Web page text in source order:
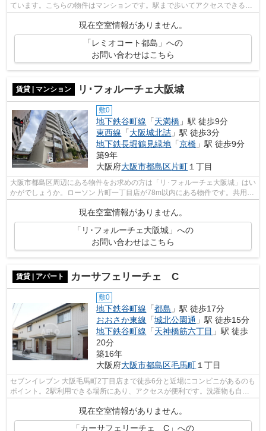
ています。こちらの物件はマンションです。駅まで歩いてアクセスできる、
現在空室情報がありません。
「レミオコート都島」への
お問い合わせはこちら
賃貸 | マンション リ･フォルーチェ大阪城
敷0
地下鉄谷町線 「天満橋 」駅 徒歩9分
東西線 「大阪城北詰 」駅 徒歩3分
地下鉄長堀鶴見緑地 「京橋 」駅 徒歩9分
築9年
大阪府大阪市都島区片町 １丁目
大阪市都島区周辺にある物件をお求めの方は「リ･フォルーチェ大阪城」はい
かがでしょうか。ローソン 片町一丁目店が78m以内にある物件です。共用部
現在空室情報がありません。
「リ･フォルーチェ大阪城」への
お問い合わせはこちら
賃貸 | アパート カーサフェリーチェ C
敷0
地下鉄谷町線 「都島 」駅 徒歩17分
おおさか東線 「城北公園通 」駅 徒歩15分
地下鉄谷町線 「天神橋筋六丁目 」駅 徒歩
20分
築16年
大阪府大阪市都島区毛馬町 １丁目
セブンイレブン 大阪毛馬町2丁目店まで徒歩6分と近場にコンビニがあるのも
ポイント。2駅利用できる場所にあり、アクセスが便利です。洗濯物も自然
乾燥ですぐ乾く通風良好な間取りのア...
現在空室情報がありません。
「カーサフェリーチェ C」への